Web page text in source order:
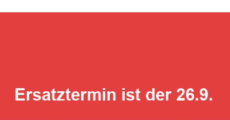
Ersatztermin ist der 26.9.